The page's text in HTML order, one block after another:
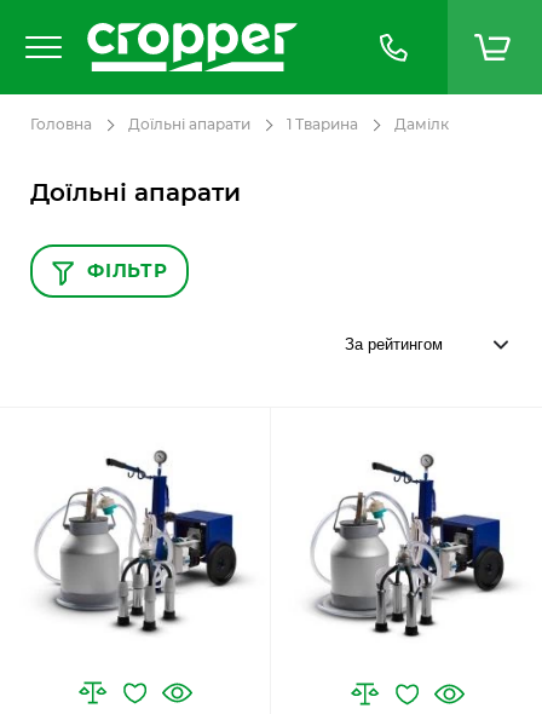
Головна Доїльні апарати 1 Тварина Дамілк
Доїльні апарати
ФІЛЬТР